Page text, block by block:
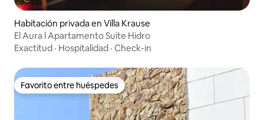
Habitación privada en Villa Krause
El Aura l Apartamento Suite Hidro
Exactitud · Hospitalidad · Check-in
Favorito entre huéspedes
Favorito entre huéspedes